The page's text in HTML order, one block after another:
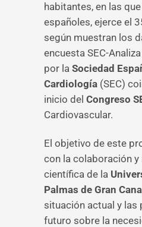
habitantes, en las
españoles, ejerce el
según muestran los
encuesta SEC-
por la Sociedad
Cardiología (SEC)
inicio del Congreso
Cardiovascular.
El objetivo de este
con la colaboración
científica de la
Palmas de Gran
situación actual y las
futuro sobre la